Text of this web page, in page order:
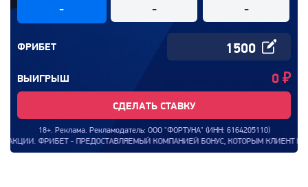
- - -
ФРИБЕТ
ВЫИГРЫШ 0 ₽
СДЕЛАТЬ СТАВКУ
18+. Реклама. Рекламодатель: ООО "ФОРТУНА" (ИНН: 6164205110)
- ПРЕДОСТАВЛЯЕМЫЙ КОМПАНИЕЙ БОНУС, КОТОРЫМ КЛИЕНТ